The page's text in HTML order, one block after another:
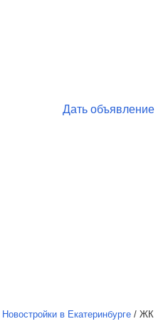
Дать объявление
Новостройки в Екатеринбурге / ЖК